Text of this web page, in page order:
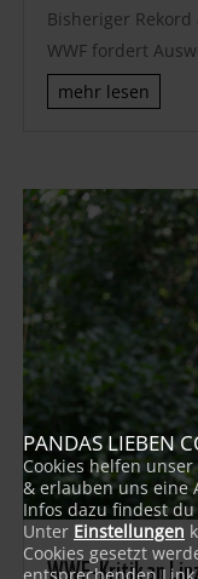
Bisheriger
WWF fordert
mehr lesen
WWF-Kritik an
PANDAS LIEBEN
Cookies helfen
& erlauben uns eine
Infos dazu findest
Unter Einstellungen
Cookies gesetzt